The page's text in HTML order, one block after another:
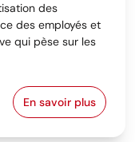
des
des employés et
qui pèse sur les
En savoir plus
Comment